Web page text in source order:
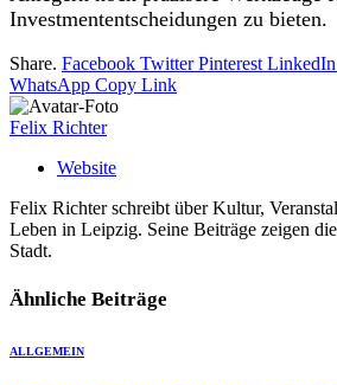
Investmententscheidungen zu bieten.
Share. Facebook Twitter Pinterest LinkedIn
WhatsApp Copy Link
Felix Richter
Website
Felix Richter schreibt über Kultur,
Leben in Leipzig. Seine Beiträge zeigen
Stadt.
Ähnliche Beiträge
ALLGEMEIN